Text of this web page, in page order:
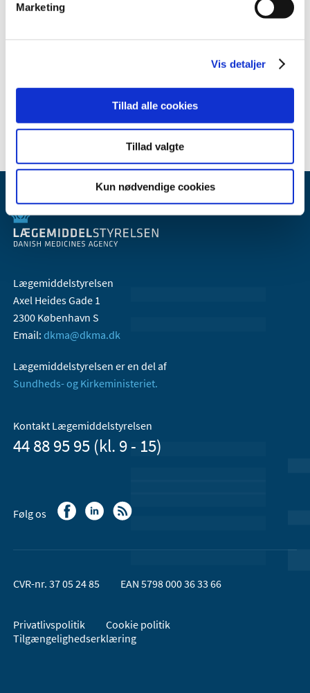
Marketing
Vis detaljer
Tillad alle cookies
Tillad valgte
Kun nødvendige cookies
2010 (7)
2006 (9)
Lægemiddelstyrelsen
Axel Heides Gade 1
2300 København S
Email: dkma@dkma.dk
Lægemiddelstyrelsen er en del af
Sundheds- og Kirkeministeriet.
Kontakt Lægemiddelstyrelsen
44 88 95 95 (kl. 9 - 15)
Følg os
CVR-nr. 37 05 24 85 EAN 5798 000 36 33 66
Privatlivspolitik
Cookie politik
Tilgængelighedserklæring